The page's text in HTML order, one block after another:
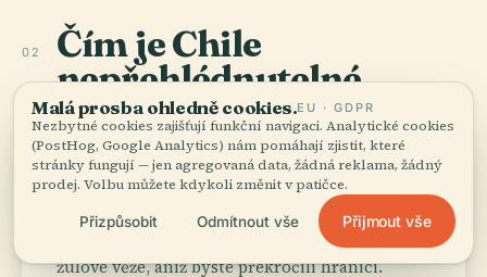
02 Čím je Chile
nepřehlédnutelné.
hikingOd pouště k ledu
Chile se táhne od pouště Atacama až k
ledovcům Patagonie, takže jediný itinerář může
obsáhnout solné pláně, vinice, sopky, fjordy i
žulové věže, aniž byste překročili hranici.
Malá prosba ohledně cookies.EU · GDPR
Nezbytné cookies zajišťují funkční navigaci. Analytické cookies
(PostHog, Google Analytics) nám pomáhají zjistit, které
stránky fungují — jen agregovaná data, žádná reklama, žádný
prodej. Volbu můžete kdykoli změnit v patičce.
Přizpůsobit Odmítnout vše Přijmout vše